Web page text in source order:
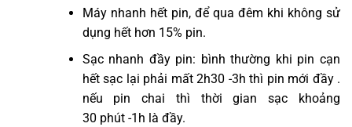
Máy nhanh hết pin, để qua đêm khi không sử
dụng hết hơn 15% pin.
Sạc nhanh đầy pin: bình thường khi pin cạn
hết sạc lại phải mất 2h30 -3h thì pin mới đầy .
nếu pin chai thì thời gian sạc khoảng
30 phút -1h là đầy.